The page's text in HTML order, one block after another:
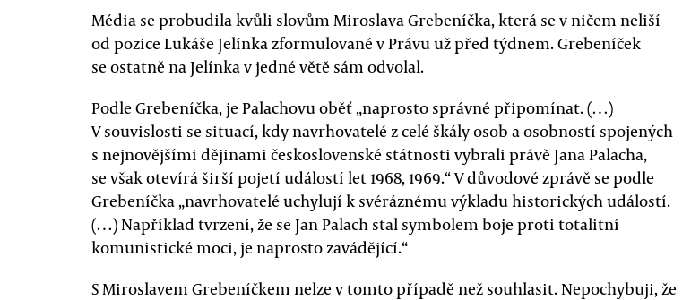
Média se probudila kvůli slovům Miroslava Grebeníčka, která se v ničem neliší
od pozice Lukáše Jelínka zformulované v Právu už před týdnem. Grebeníček
se ostatně na Jelínka v jedné větě sám odvolal.
Podle Grebeníčka, je Palachovu oběť „naprosto správné připomínat. (…)
V souvislosti se situací, kdy navrhovatelé z celé škály osob a osobností spojených
s nejnovějšími dějinami československé státnosti vybrali právě Jana Palacha,
se však otevírá širší pojetí událostí let 1968, 1969.“ V důvodové zprávě se podle
Grebeníčka „navrhovatelé uchylují k svéráznému výkladu historických událostí.
(…) Například tvrzení, že se Jan Palach stal symbolem boje proti totalitní
komunistické moci, je naprosto zavádějící.“
S Miroslavem Grebeníčkem nelze v tomto případě než souhlasit. Nepochybuji, že